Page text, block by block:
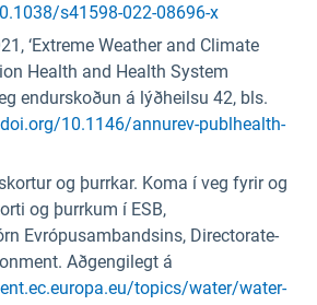
s41598-022-08696-x
‘Extreme Weather and Climate
Health and Health System
endurskoðun á lýðheilsu 42, bls.
10.1146/annurev-publhealth-
og þurrkar. Koma í veg fyrir og
og þurrkum í ESB,
Evrópusambandsins, Directorate-
Aðgengilegt á
topics/water/water-